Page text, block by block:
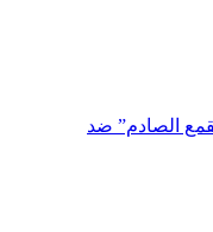
الصادم” ضد